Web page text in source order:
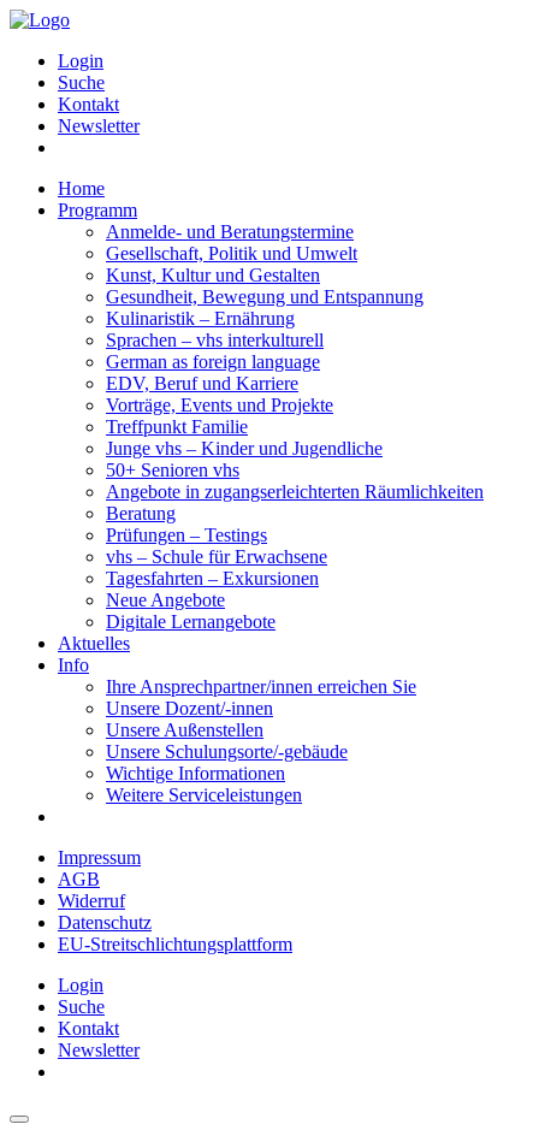
Login
Suche
Kontakt
Newsletter
Home
Programm
Anmelde- und Beratungstermine
Gesellschaft, Politik und Umwelt
Kunst, Kultur und Gestalten
Gesundheit, Bewegung und Entspannung
Kulinaristik – Ernährung
Sprachen – vhs interkulturell
German as foreign language
EDV, Beruf und Karriere
Vorträge, Events und Projekte
Treffpunkt Familie
Junge vhs – Kinder und Jugendliche
50+ Senioren vhs
Angebote in zugangserleichterten Räumlichkeiten
Beratung
Prüfungen – Testings
vhs – Schule für Erwachsene
Tagesfahrten – Exkursionen
Neue Angebote
Digitale Lernangebote
Aktuelles
Info
Ihre Ansprechpartner/innen erreichen Sie
Unsere Dozent/-innen
Unsere Außenstellen
Unsere Schulungsorte/-gebäude
Wichtige Informationen
Weitere Serviceleistungen
Impressum
AGB
Widerruf
Datenschutz
EU-Streitschlichtungsplattform
Login
Suche
Kontakt
Newsletter